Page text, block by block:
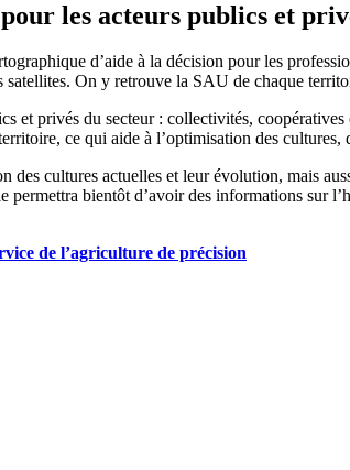
les acteurs publics et
d’aide à la décision pour les
satellites. On y retrouve la SAU de chaque
et privés du secteur : collectivités,
ce qui aide à l’optimisation des
cultures actuelles et leur évolution, mais
bientôt d’avoir des informations sur
de l’agriculture de précision